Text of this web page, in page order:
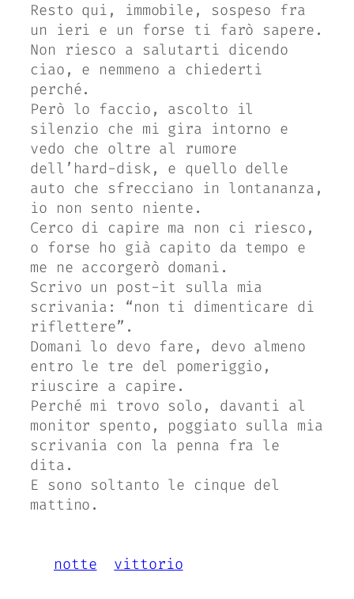
Resto qui, immobile, sospeso fra
un ieri e un forse ti farò sapere.
Non riesco a salutarti dicendo
ciao, e nemmeno a chiederti
perché.
Però lo faccio, ascolto il
silenzio che mi gira intorno e
vedo che oltre al rumore
dell’hard-disk, e quello delle
auto che sfrecciano in lontananza,
io non sento niente.
Cerco di capire ma non ci riesco,
o forse ho già capito da tempo e
me ne accorgerò domani.
Scrivo un post-it sulla mia
scrivania: “non ti dimenticare di
riflettere”.
Domani lo devo fare, devo almeno
entro le tre del pomeriggio,
riuscire a capire.
Perché mi trovo solo, davanti al
monitor spento, poggiato sulla mia
scrivania con la penna fra le
dita.
E sono soltanto le cinque del
mattino.
notte vittorio